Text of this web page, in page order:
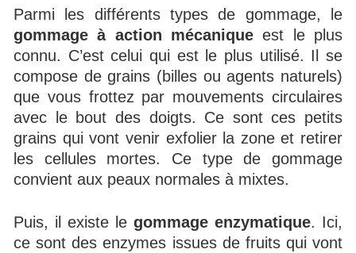
Parmi les différents types de gommage, le
gommage à action mécanique est le plus
connu. C’est celui qui est le plus utilisé. Il se
compose de grains (billes ou agents naturels)
que vous frottez par mouvements circulaires
avec le bout des doigts. Ce sont ces petits
grains qui vont venir exfolier la zone et retirer
les cellules mortes. Ce type de gommage
convient aux peaux normales à mixtes.
Puis, il existe le gommage enzymatique. Ici,
ce sont des enzymes issues de fruits qui vont